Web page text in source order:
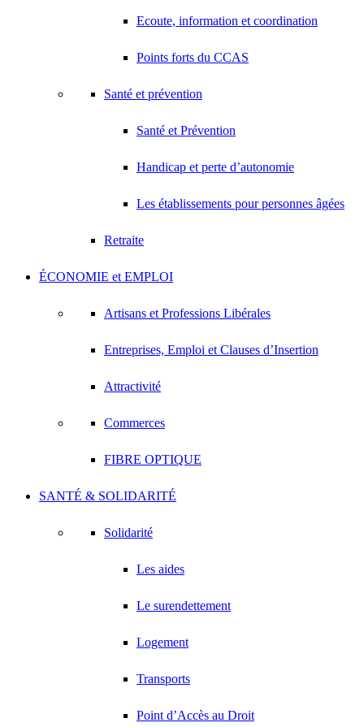
Ecoute, information et coordination
Points forts du CCAS
Santé et prévention
Santé et Prévention
Handicap et perte d’autonomie
Les établissements pour personnes âgées
Retraite
ÉCONOMIE et EMPLOI
Artisans et Professions Libérales
Entreprises, Emploi et Clauses d’Insertion
Attractivité
Commerces
FIBRE OPTIQUE
SANTÉ & SOLIDARITÉ
Solidarité
Les aides
Le surendettement
Logement
Transports
Point d’Accès au Droit